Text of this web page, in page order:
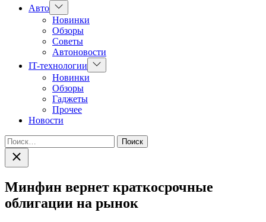
Авто Показать
подменю
Новинки
Обзоры
Советы
Автоновости
IT-технологии
Показать
подменю
Новинки
Обзоры
Гаджеты
Прочее
Новости
Найти:
Закрыть
поиск
Минфин вернет краткосрочные
облигации на рынок